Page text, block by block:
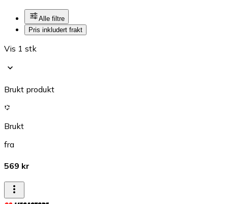
Alle filtre
Pris inkludert frakt
Vis 1 stk
Brukt produkt
Brukt
fra
569 kr